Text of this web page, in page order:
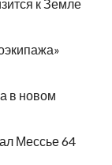
к Земле
в новом
Мессье 64